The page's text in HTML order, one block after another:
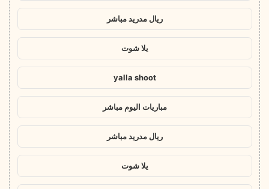
ريال مدريد مباشر
يلا شوت
yalla shoot
مباريات اليوم مباشر
ريال مدريد مباشر
يلا شوت